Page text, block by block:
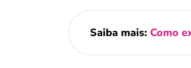
Saiba mais: Como